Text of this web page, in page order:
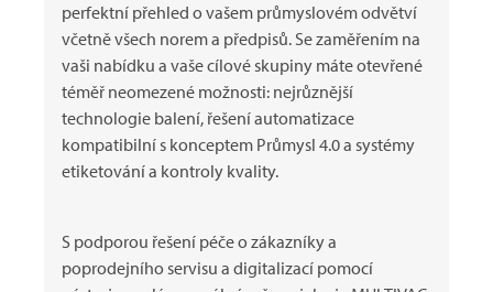
perfektní přehled o vašem průmyslovém odvětví
včetně všech norem a předpisů. Se zaměřením na
vaši nabídku a vaše cílové skupiny máte otevřené
téměř neomezené možnosti: nejrůznější
technologie balení, řešení automatizace
kompatibilní s konceptem Průmysl 4.0 a systémy
etiketování a kontroly kvality.
S podporou řešení péče o zákazníky a
poprodejního servisu a digitalizací pomocí